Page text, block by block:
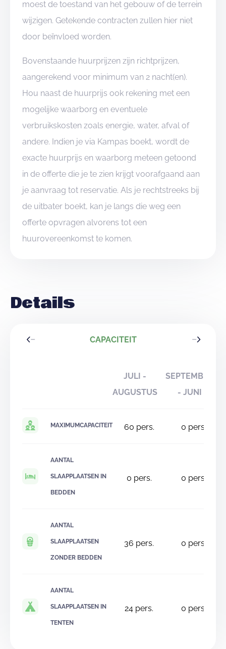
moest de toestand van het gebouw of de terrein
wijzigen. Getekende contracten zullen hier niet
door beïnvloed worden.
Bovenstaande huurprijzen zijn richtprijzen,
aangerekend voor minimum van 2 nacht(en).
Hou naast de huurprijs ook rekening met een
mogelijke waarborg en eventuele
verbruikskosten zoals energie, water, afval of
andere. Indien je via Kampas boekt, wordt de
exacte huurprijs en waarborg meteen getoond
in de offerte die je te zien krijgt voorafgaand aan
je aanvraag tot reservatie. Als je rechtstreeks bij
de uitbater boekt, kan je langs die weg een
offerte opvragen alvorens tot een
huurovereenkomst te komen.
Details
CAPACITEIT
JULI -
AUGUSTUS
SEPTEMBER
- JUNI
MAXIMUMCAPACITEIT 60 pers. 0 pers.
AANTAL
SLAAPPLAATSEN IN
BEDDEN
0 pers. 0 pers.
AANTAL
SLAAPPLAATSEN
ZONDER BEDDEN
36 pers. 0 pers.
AANTAL
SLAAPPLAATSEN IN
TENTEN
24 pers. 0 pers.